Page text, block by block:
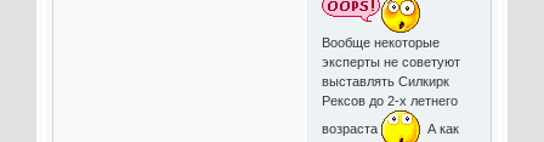
Вообще некоторые
эксперты не советуют
выставлять Силкирк
Рексов до 2-х летнего
возраста
А как